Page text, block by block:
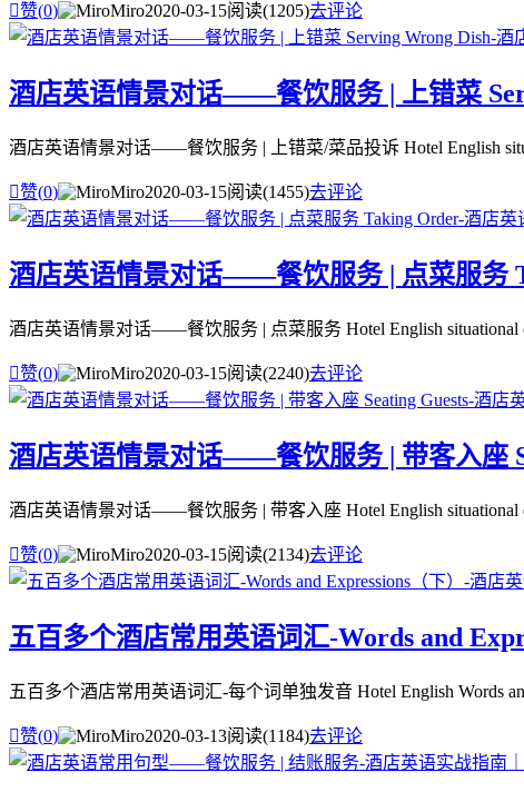
赞(0) Miro2020-03-15阅读(1205)去评论
酒店英语情景对话——餐饮服务 | 上错菜
酒店英语情景对话——餐饮服务 | 上错菜/菜品投诉 Hotel English
赞(0) Miro2020-03-15阅读(1455)去评论
酒店英语情景对话——餐饮服务 | 点菜服务
酒店英语情景对话——餐饮服务 | 点菜服务 Hotel English situational
赞(0) Miro2020-03-15阅读(2240)去评论
酒店英语情景对话——餐饮服务 | 带客入座
酒店英语情景对话——餐饮服务 | 带客入座 Hotel English situational
赞(0) Miro2020-03-15阅读(2134)去评论
五百多个酒店常用英语词汇-Words and
五百多个酒店常用英语词汇-每个词单独发音 Hotel English Words
赞(0) Miro2020-03-13阅读(1184)去评论